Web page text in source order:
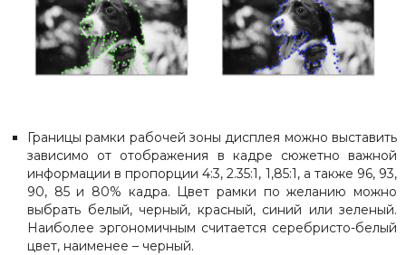
Границы рамки рабочей зоны дисплея можно выставить
зависимо от отображения в кадре сюжетно важной
информации в пропорции 4:3, 2.35:1, 1,85:1, а также 96, 93,
90, 85 и 80% кадра. Цвет рамки по желанию можно
выбрать белый, черный, красный, синий или зеленый.
Наиболее эргономичным считается серебристо-белый
цвет, наименее – черный.